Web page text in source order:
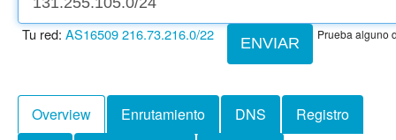
ENVIAR
Tu red: AS16509216.73.216.0/22 Prueba alguno
Overview Enrutamiento DNS
Registro